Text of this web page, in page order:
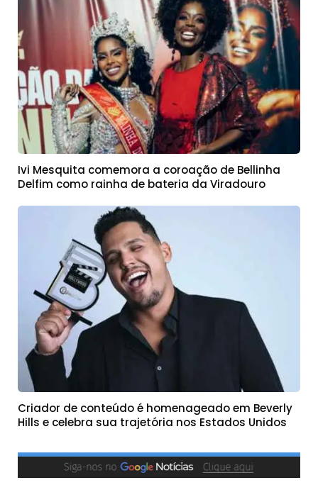
Ivi Mesquita comemora a coroação de Bellinha
Delfim como rainha de bateria da Viradouro
Criador de conteúdo é homenageado em Beverly
Hills e celebra sua trajetória nos Estados Unidos